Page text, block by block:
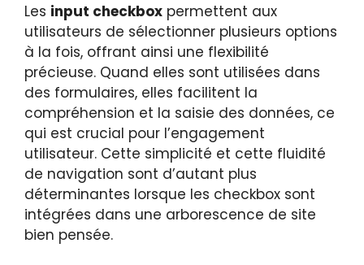
Les input checkbox permettent aux
utilisateurs de sélectionner plusieurs options
à la fois, offrant ainsi une flexibilité
précieuse. Quand elles sont utilisées dans
des formulaires, elles facilitent la
compréhension et la saisie des données, ce
qui est crucial pour l’engagement
utilisateur. Cette simplicité et cette fluidité
de navigation sont d’autant plus
déterminantes lorsque les checkbox sont
intégrées dans une arborescence de site
bien pensée.